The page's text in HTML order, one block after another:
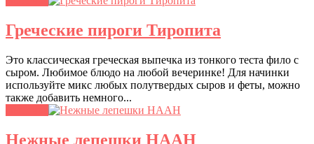
Греческие пироги Тиропита
Это классическая греческая выпечка из тонкого теста фило с
сыром. Любимое блюдо на любой вечеринке! Для начинки
используйте микс любых полутвердых сыров и феты, можно
также добавить немного...
Нежные лепешки НААН